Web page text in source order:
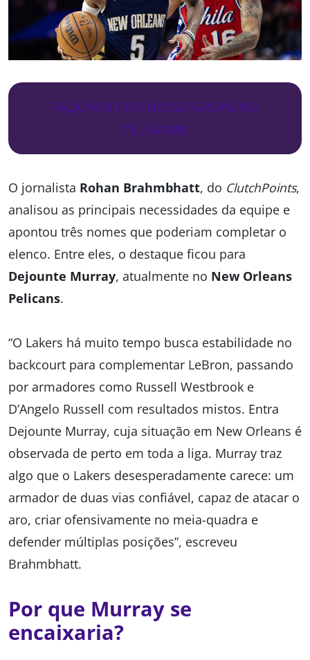
FAÇA PARTE DO NOSSO GRUPO NO
TELEGRAM
O jornalista Rohan Brahmbhatt, do ClutchPoints,
analisou as principais necessidades da equipe e
apontou três nomes que poderiam completar o
elenco. Entre eles, o destaque ficou para
Dejounte Murray, atualmente no New Orleans
Pelicans.
“O Lakers há muito tempo busca estabilidade no
backcourt para complementar LeBron, passando
por armadores como Russell Westbrook e
D’Angelo Russell com resultados mistos. Entra
Dejounte Murray, cuja situação em New Orleans é
observada de perto em toda a liga. Murray traz
algo que o Lakers desesperadamente carece: um
armador de duas vias confiável, capaz de atacar o
aro, criar ofensivamente no meia-quadra e
defender múltiplas posições”, escreveu
Brahmbhatt.
Por que Murray se
encaixaria?